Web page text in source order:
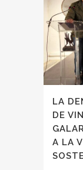
LA
DE
A LA